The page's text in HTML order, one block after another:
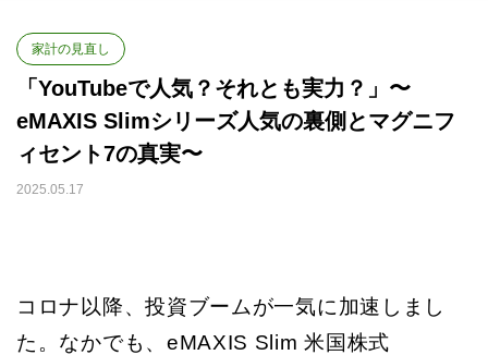
家計の見直し
「YouTubeで人気？それとも実力？」〜
eMAXIS Slimシリーズ人気の裏側とマグニフ
ィセント7の真実〜
2025.05.17
コロナ以降、投資ブームが一気に加速しまし
た。なかでも、eMAXIS Slim 米国株式